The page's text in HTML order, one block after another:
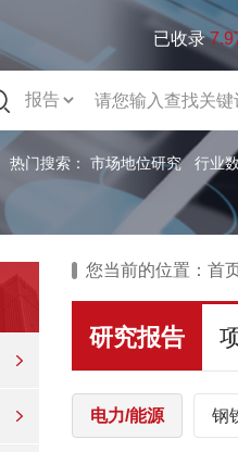
已收录
热门搜索： 市场地位研究 行业
您当前的位置： 首
研究报告
电力/能源 钢